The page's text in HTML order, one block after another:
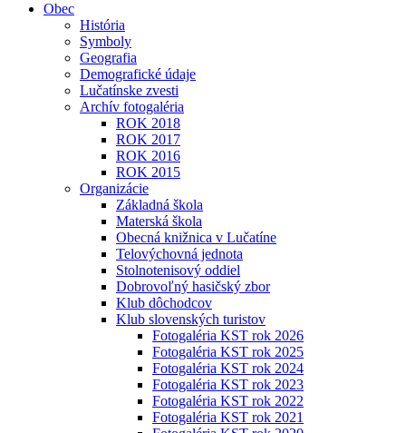
Obec
História
Symboly
Geografia
Demografické údaje
Lučatínske zvesti
Archív fotogaléria
ROK 2018
ROK 2017
ROK 2016
ROK 2015
Organizácie
Základná škola
Materská škola
Obecná knižnica v Lučatíne
Telovýchovná jednota
Stolnotenisový oddiel
Dobrovoľný hasičský zbor
Klub dôchodcov
Klub slovenských turistov
Fotogaléria KST rok 2026
Fotogaléria KST rok 2025
Fotogaléria KST rok 2024
Fotogaléria KST rok 2023
Fotogaléria KST rok 2022
Fotogaléria KST rok 2021